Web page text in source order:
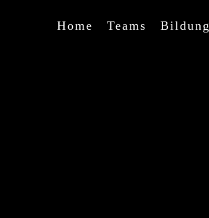
Home Teams Bildung